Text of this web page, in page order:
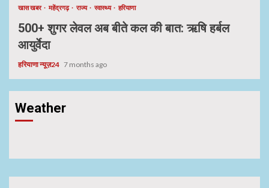
खास खबर महेंद्रगढ़ राज्य स्वास्थ्य हरियाणा
500+ शुगर लेवल अब बीते कल की बात: ऋषि हर्बल
आयुर्वेदा
हरियाणा न्यूज़24 7 months ago
Weather